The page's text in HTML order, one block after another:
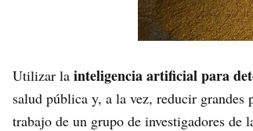
Utilizar la inteligencia artificial para
salud pública y, a la vez, reducir grandes
trabajo de un grupo de investigadores